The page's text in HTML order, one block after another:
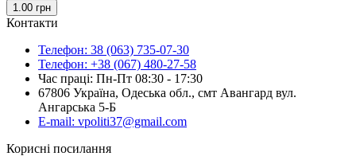
1.00 грн
Контакти
Телефон: 38 (063) 735-07-30
Телефон: +38 (067) 480-27-58
Час праці: Пн-Пт 08:30 - 17:30
67806 Україна, Одеська обл., смт Авангард вул.
Ангарська 5-Б
E-mail: vpoliti37@gmail.com
Корисні посилання